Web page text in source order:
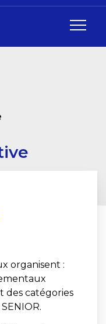
organisent :
des catégories